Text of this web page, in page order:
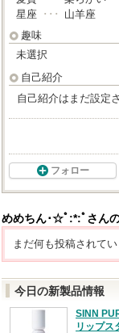
星座 ･･･ 山羊座
趣味
未選択
自己紹介
自己紹介はまだ設定
フォロー
めめちん･☆ﾟ:*:ﾟさん
まだ何も投稿されて
今日の新製品情報
SINN
リップ